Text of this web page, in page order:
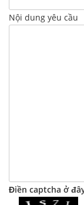
Nội dung yêu cầu
Điền captcha ở